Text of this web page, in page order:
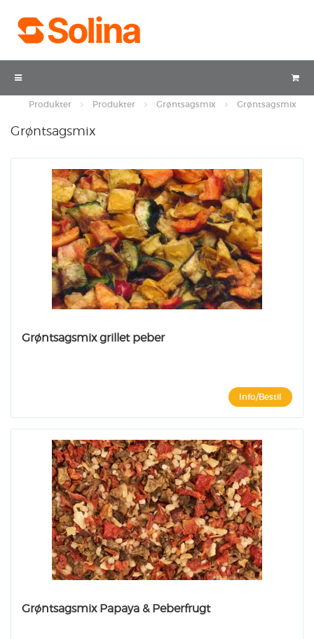
Produkter Produkter Grøntsagsmix Grøntsagsmix
Grøntsagsmix
Grøntsagsmix grillet peber
Info/Bestil
Grøntsagsmix Papaya & Peberfrugt